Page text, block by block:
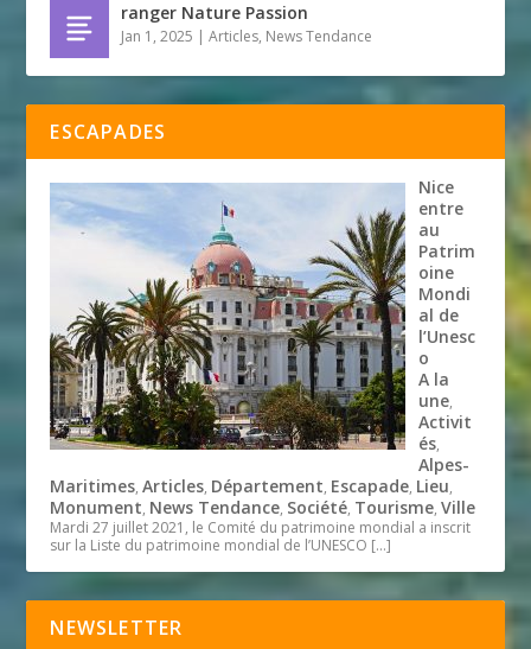
ranger Nature Passion
Jan 1, 2025 |Articles, News Tendance
ESCAPADES
Nice
entre
au
Patrim
oine
Mondi
al de
l’Unesc
o
A la
une,
Activit
és,
Alpes-
Maritimes,Articles, Département, Escapade, Lieu,
Monument, News Tendance, Société, Tourisme,Ville
Mardi 27 juillet 2021, le Comité du patrimoine mondial a inscrit
sur la Liste du patrimoine mondial de l’UNESCO […]
NEWSLETTER